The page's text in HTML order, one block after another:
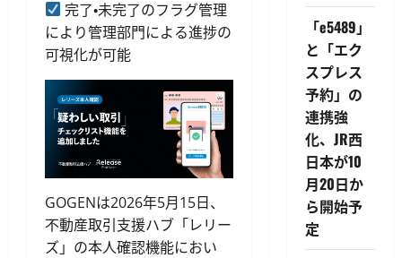
完了・未完了のフラグ管理
により管理部門による進捗の
可視化が可能
GOGENは2026年5月15日、
不動産取引支援ハブ「レリー
ズ」の本人確認機能におい
「e5489」
と「エク
スプレス
予約」の
連携強
化、JR西
日本が10
月20日か
ら開始予
定